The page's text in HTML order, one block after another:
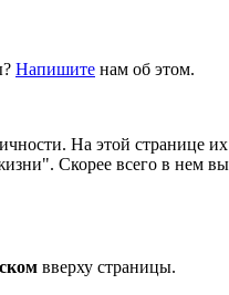
Напишите нам об этом.
На этой странице
Скорее всего в нем вы
вверху страницы.